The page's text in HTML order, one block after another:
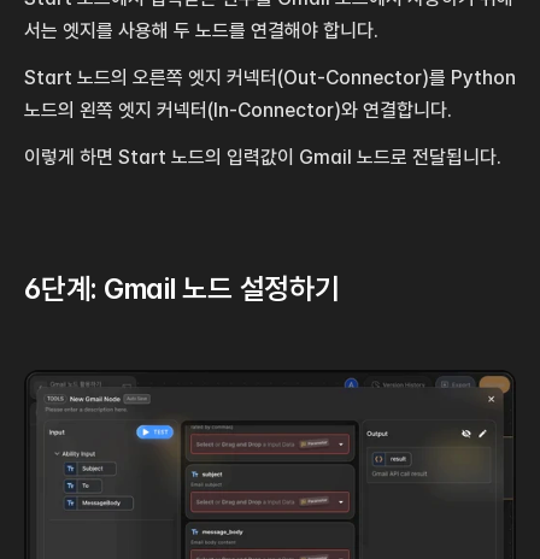
서는 엣지를 사용해 두 노드를 연결해야 합니다.
Start 노드의 오른쪽 엣지 커넥터(Out-Connector)를 Python
노드의 왼쪽 엣지 커넥터(In-Connector)와 연결합니다.
이렇게 하면 Start 노드의 입력값이 Gmail 노드로 전달됩니다.
6단계: Gmail 노드 설정하기